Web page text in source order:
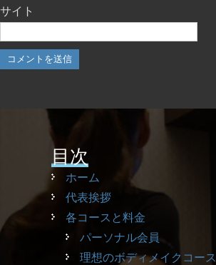
サイト
目次
ホーム
代表挨拶
各コースと料金
パーソナル会員
理想のボディメイクコース